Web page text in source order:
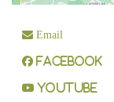
Email
Facebook
YouTube